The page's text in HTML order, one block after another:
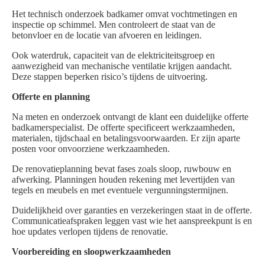
Het technisch onderzoek badkamer omvat vochtmetingen en
inspectie op schimmel. Men controleert de staat van de
betonvloer en de locatie van afvoeren en leidingen.
Ook waterdruk, capaciteit van de elektriciteitsgroep en
aanwezigheid van mechanische ventilatie krijgen aandacht.
Deze stappen beperken risico’s tijdens de uitvoering.
Offerte en planning
Na meten en onderzoek ontvangt de klant een duidelijke offerte
badkamerspecialist. De offerte specificeert werkzaamheden,
materialen, tijdschaal en betalingsvoorwaarden. Er zijn aparte
posten voor onvoorziene werkzaamheden.
De renovatieplanning bevat fases zoals sloop, ruwbouw en
afwerking. Planningen houden rekening met levertijden van
tegels en meubels en met eventuele vergunningstermijnen.
Duidelijkheid over garanties en verzekeringen staat in de offerte.
Communicatieafspraken leggen vast wie het aanspreekpunt is en
hoe updates verlopen tijdens de renovatie.
Voorbereiding en sloopwerkzaamheden